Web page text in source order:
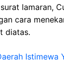
lamaran,
cara
diatas.
Istimewa